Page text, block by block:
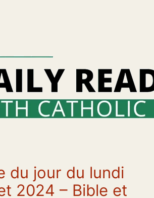
du jour du lundi
2024 – Bible et